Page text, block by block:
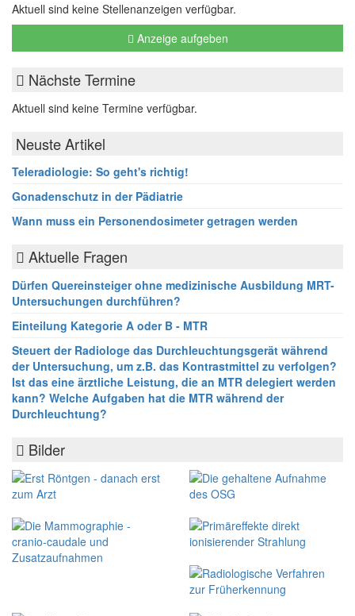
Aktuell sind keine Stellenanzeigen verfügbar.
Anzeige aufgeben
Nächste Termine
Aktuell sind keine Termine verfügbar.
Neuste Artikel
Teleradiologie: So geht's richtig!
Gonadenschutz in der Pädiatrie
Wann muss ein Personendosimeter getragen werden
Aktuelle Fragen
Dürfen Quereinsteiger ohne medizinische Ausbildung MRT-
Untersuchungen durchführen?
Einteilung Kategorie A oder B - MTR
Steuert der Radiologe das Durchleuchtungsgerät während
der Untersuchung, um z.B. das Kontrastmittel zu verfolgen?
Ist das eine ärztliche Leistung, die an MTR delegiert werden
kann? Welche Aufgaben hat die MTR während der
Durchleuchtung?
Bilder